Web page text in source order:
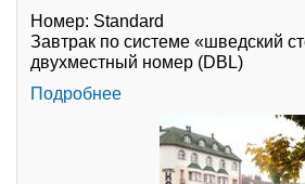
Номер: Standard
Завтрак по системе «шведский
двухместный номер (DBL)
Подробнее